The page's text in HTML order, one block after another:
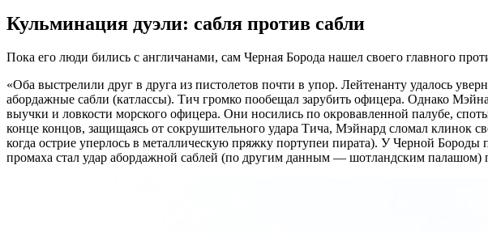
Кульминация дуэли: сабля против сабли
Пока его люди бились с англичанами, сам Черная Борода нашел своего главного
«Оба выстрелили друг в друга из пистолетов почти в упор. Лейтенанту удалось
абордажные сабли (катлассы). Тич громко пообещал зарубить офицера. Однако
выучки и ловкости морского офицера. Они носились по окровавленной палубе,
конце концов, защищаясь от сокрушительного удара Тича, Мэйнард сломал клинок
когда острие уперлось в металлическую пряжку портупеи пирата). У Черной
промаха стал удар абордажной саблей (по другим данным — шотландским палашом)